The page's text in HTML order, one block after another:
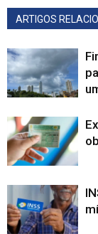
ARTIGOS